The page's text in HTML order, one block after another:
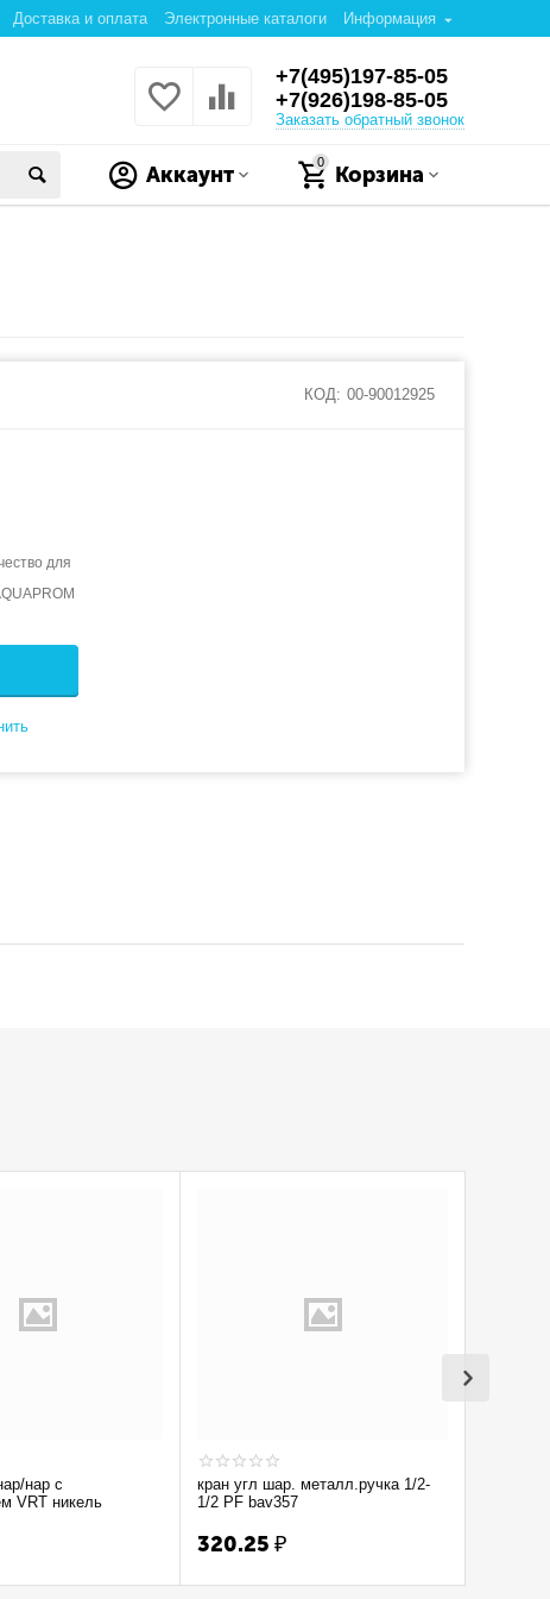
Доставка и оплата Электронные каталоги Информация
+7(495)197-85-05
+7(926)198-85-05
Заказать обратный звонок
0
Корзина
Аккаунт
КОД: 00-90012925
для
нар с
VRT никель
кран угл шар. металл.ручка 1/2-
1/2 PF bav357
320.25 ₽